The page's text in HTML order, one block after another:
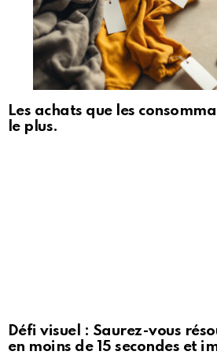
Les achats que les
le plus.
Défi visuel : Saurez-vous
en moins de 15 secondes et